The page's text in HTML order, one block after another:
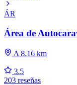
ÁR
Área de
A 8.16 km
3.5
203 reseñas